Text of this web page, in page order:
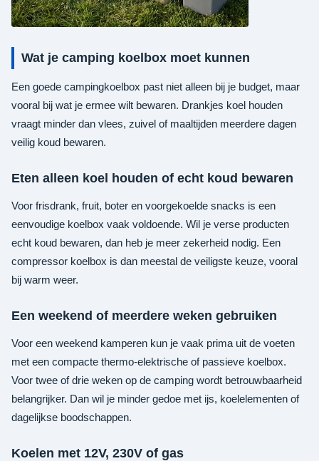
Wat je camping koelbox moet kunnen
Een goede campingkoelbox past niet alleen bij je budget, maar
vooral bij wat je ermee wilt bewaren. Drankjes koel houden
vraagt minder dan vlees, zuivel of maaltijden meerdere dagen
veilig koud bewaren.
Eten alleen koel houden of echt koud bewaren
Voor frisdrank, fruit, boter en voorgekoelde snacks is een
eenvoudige koelbox vaak voldoende. Wil je verse producten
echt koud bewaren, dan heb je meer zekerheid nodig. Een
compressor koelbox is dan meestal de veiligste keuze, vooral
bij warm weer.
Een weekend of meerdere weken gebruiken
Voor een weekend kamperen kun je vaak prima uit de voeten
met een compacte thermo-elektrische of passieve koelbox.
Voor twee of drie weken op de camping wordt betrouwbaarheid
belangrijker. Dan wil je minder gedoe met ijs, koelelementen of
dagelijkse boodschappen.
Koelen met 12V, 230V of gas